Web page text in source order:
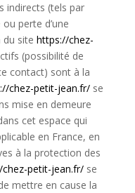
indirects (tels par
perte d’une
du site https://chez-
(possibilité de
contact) sont à la
chez-petit-jean.fr/se
mise en demeure
cet espace qui
en France, en
à la protection des
petit-jean.fr/se
mettre en cause la